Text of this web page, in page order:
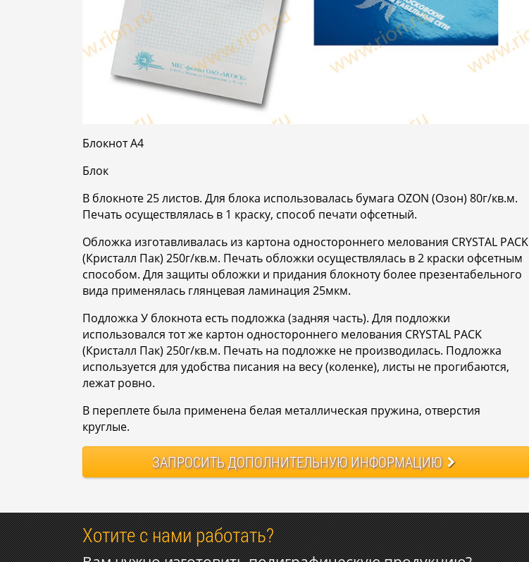
Блокнот А4
Блок
В блокноте 25 листов. Для блока использовалась бумага OZON (Озон) 80г/кв.м.
Печать осуществлялась в 1 краску, способ печати офсетный.
Обложка изготавливалась из картона одностороннего мелования CRYSTAL PACK
(Кристалл Пак) 250г/кв.м. Печать обложки осуществлялась в 2 краски офсетным
способом. Для защиты обложки и придания блокноту более презентабельного
вида применялась глянцевая ламинация 25мкм.
Подложка У блокнота есть подложка (задняя часть). Для подложки
использовался тот же картон одностороннего мелования CRYSTAL PACK
(Кристалл Пак) 250г/кв.м. Печать на подложке не производилась. Подложка
используется для удобства писания на весу (коленке), листы не прогибаются,
лежат ровно.
В переплете была применена белая металлическая пружина, отверстия
круглые.
ЗАПРОСИТЬДОПОЛНИТЕЛЬНУЮИНФОРМАЦИЮ
Хотите с нами работать?